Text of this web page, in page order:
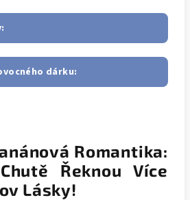
dárku:
Romantika:
Řeknou Více
Lásky!